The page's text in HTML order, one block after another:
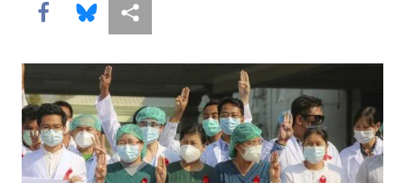
Share this via Facebook
Share this via Bluesky
More sharing options